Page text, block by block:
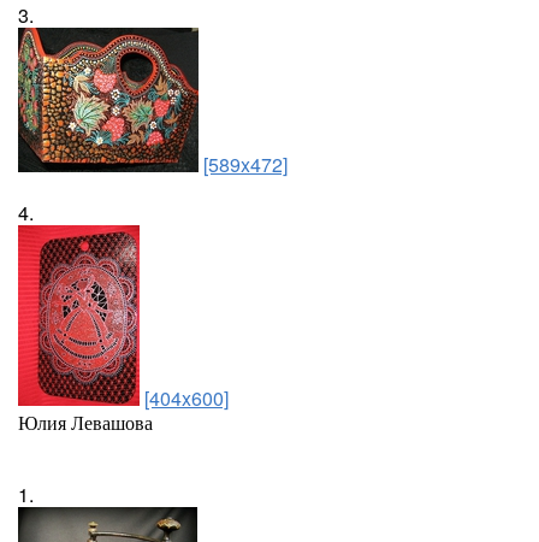
3.
[589x472]
4.
[404x600]
Юлия Левашова
1.